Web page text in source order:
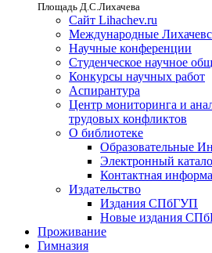
Площадь Д.С.Лихачева
Сайт Lihachev.ru
Международные
Научные конференции
Студенческое научное
Конкурсы научных работ
Аспирантура
Центр мониторинга и
трудовых конфликтов
О библиотеке
Образовательные
Электронный
Контактная
Издательство
Издания СПбГУП
Новые издания
Проживание
Гимназия